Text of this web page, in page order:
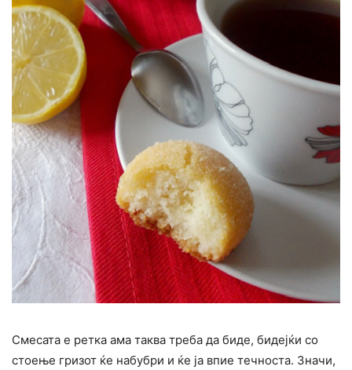
Смесата е ретка ама таква треба да биде, бидејќи со
стоење гризот ќе набубри и ќе ја впие течноста. Значи,